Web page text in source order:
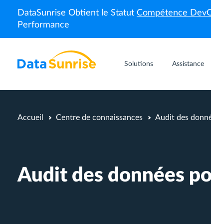
DataSunrise Obtient le Statut Compétence
Performance
Solutions Assistance
Accueil Centre de connaissances Audit des
Audit des données